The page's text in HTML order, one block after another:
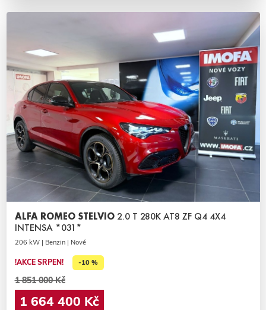
ALFA ROMEO STELVIO 2.0 T 280K AT8 ZF Q4 4X4
INTENSA *031*
206 kW | Benzin | Nové
!AKCE SRPEN! -10 %
1 851 000 Kč
1 664 400 Kč